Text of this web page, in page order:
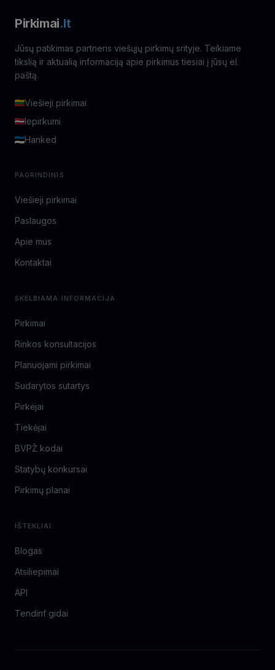
Pirkimai.lt
Jūsų patikimas partneris viešųjų pirkimų srityje. Teikiame
tikslią ir aktualią informaciją apie pirkimus tiesiai į jūsų el.
paštą.
Viešieji pirkimai
Iepirkumi
Hanked
PAGRINDINIS
Viešieji pirkimai
Paslaugos
Apie mus
Kontaktai
SKELBIAMA INFORMACIJA
Pirkimai
Rinkos konsultacijos
Planuojami pirkimai
Sudarytos sutartys
Pirkėjai
Tiekėjai
BVPŽ kodai
Statybų konkursai
Pirkimų planai
IŠTEKLIAI
Blogas
Atsiliepimai
API
Tendinf gidai